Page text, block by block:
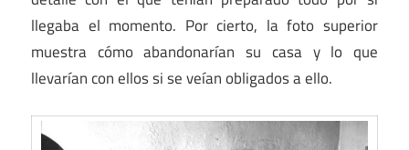
llegaba el momento. Por cierto, la foto superior
muestra cómo abandonarían su casa y lo que
llevarían con ellos si se veían obligados a ello.